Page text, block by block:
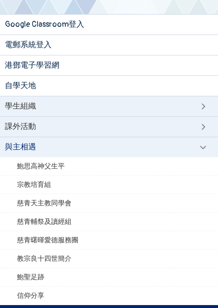
Google Classroom登入
電郵系統登入
港鄧電子學習網
自學天地
學生組織
課外活動
與主相遇
鮑思高神父生平
宗教培育組
慈青天主教同學會
慈青輔祭及讀經組
慈青曙暉愛德服務團
教宗良十四世簡介
鮑聖足跡
信仰分享